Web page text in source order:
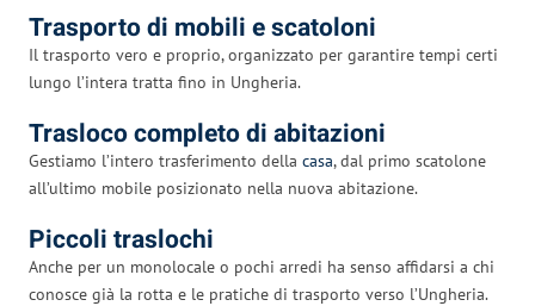
Trasporto di mobili e scatoloni
Il trasporto vero e proprio, organizzato per garantire tempi certi
lungo l’intera tratta fino in Ungheria.
Trasloco completo di abitazioni
Gestiamo l’intero trasferimento della casa, dal primo scatolone
all’ultimo mobile posizionato nella nuova abitazione.
Piccoli traslochi
Anche per un monolocale o pochi arredi ha senso affidarsi a chi
conosce già la rotta e le pratiche di trasporto verso l’Ungheria.